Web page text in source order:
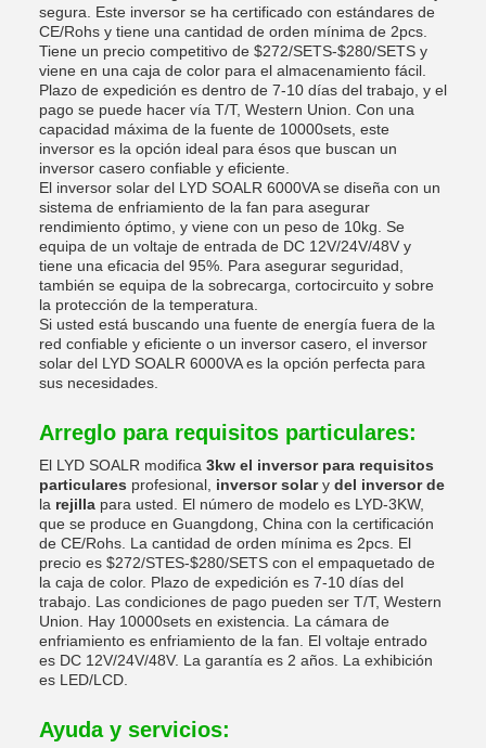
segura. Este inversor se ha certificado con estándares de
CE/Rohs y tiene una cantidad de orden mínima de 2pcs.
Tiene un precio competitivo de $272/SETS-$280/SETS y
viene en una caja de color para el almacenamiento fácil.
Plazo de expedición es dentro de 7-10 días del trabajo, y el
pago se puede hacer vía T/T, Western Union. Con una
capacidad máxima de la fuente de 10000sets, este
inversor es la opción ideal para ésos que buscan un
inversor casero confiable y eficiente.
El inversor solar del LYD SOALR 6000VA se diseña con un
sistema de enfriamiento de la fan para asegurar
rendimiento óptimo, y viene con un peso de 10kg. Se
equipa de un voltaje de entrada de DC 12V/24V/48V y
tiene una eficacia del 95%. Para asegurar seguridad,
también se equipa de la sobrecarga, cortocircuito y sobre
la protección de la temperatura.
Si usted está buscando una fuente de energía fuera de la
red confiable y eficiente o un inversor casero, el inversor
solar del LYD SOALR 6000VA es la opción perfecta para
sus necesidades.
Arreglo para requisitos particulares:
El LYD SOALR modifica 3kw el inversor para requisitos
particulares profesional, inversor solary del inversor de
la rejilla para usted. El número de modelo es LYD-3KW,
que se produce en Guangdong, China con la certificación
de CE/Rohs. La cantidad de orden mínima es 2pcs. El
precio es $272/STES-$280/SETS con el empaquetado de
la caja de color. Plazo de expedición es 7-10 días del
trabajo. Las condiciones de pago pueden ser T/T, Western
Union. Hay 10000sets en existencia. La cámara de
enfriamiento es enfriamiento de la fan. El voltaje entrado
es DC 12V/24V/48V. La garantía es 2 años. La exhibición
es LED/LCD.
Ayuda y servicios: